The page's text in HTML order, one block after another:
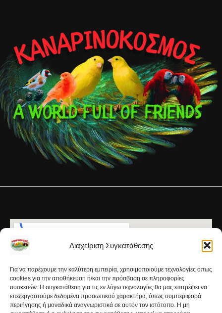
Διαχείριση Συγκατάθεσης
Για να παρέχουμε την καλύτερη εμπειρία, χρησιμοποιούμε τεχνολογίες όπως
cookies για την αποθήκευση ή/και την πρόσβαση σε πληροφορίες
συσκευών. Η συγκατάθεση για τις εν λόγω τεχνολογίες θα μας επιτρέψει να
επεξεργαστούμε δεδομένα προσωπικού χαρακτήρα, όπως συμπεριφορά
περιήγησης ή μοναδικά αναγνωριστικά σε αυτόν τον ιστότοπο. Η μη